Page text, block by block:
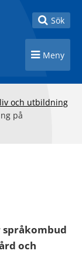
Toggle
Sök
Toggle
Meny
och utbildning
på
språkombud
och